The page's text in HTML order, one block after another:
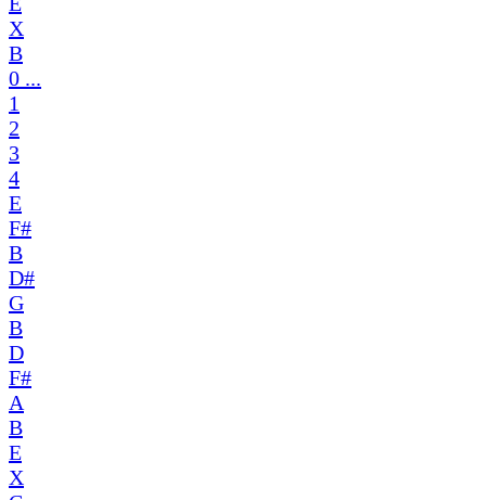
X
B
0 ...
1
2
3
4
E
F#
B
D#
G
B
D
F#
A
B
E
X